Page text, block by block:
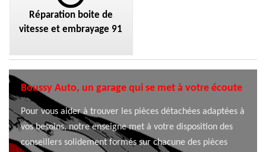
Réparation boite de
vitesse et embrayage 91
Boussy Auto, un garage qui se met à votre écoute
Pour vous aider à trouver les pièces détachées adaptées à
vos besoins, notre enseigne met à votre disposition des
conseillers solidement formés sur chacune des pièces